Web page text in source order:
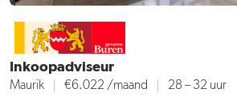
Inkoopadviseur
Maurik €6.022 /maand 28 – 32 uur